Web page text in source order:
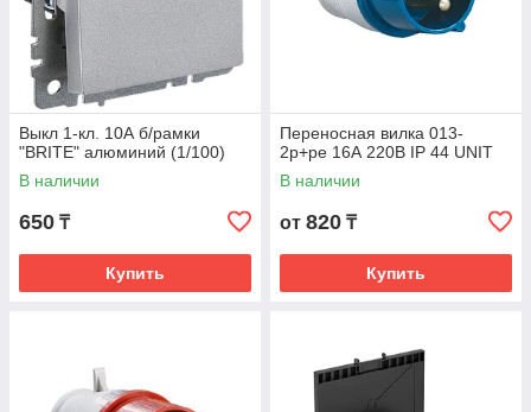
Выкл 1-кл. 10А б/рамки
"BRITE" алюминий (1/100)
В наличии
650 ₸
Купить
Переносная вилка 013-
2р+pе 16А 220В IP 44 UNIT
В наличии
от 820 ₸
Купить